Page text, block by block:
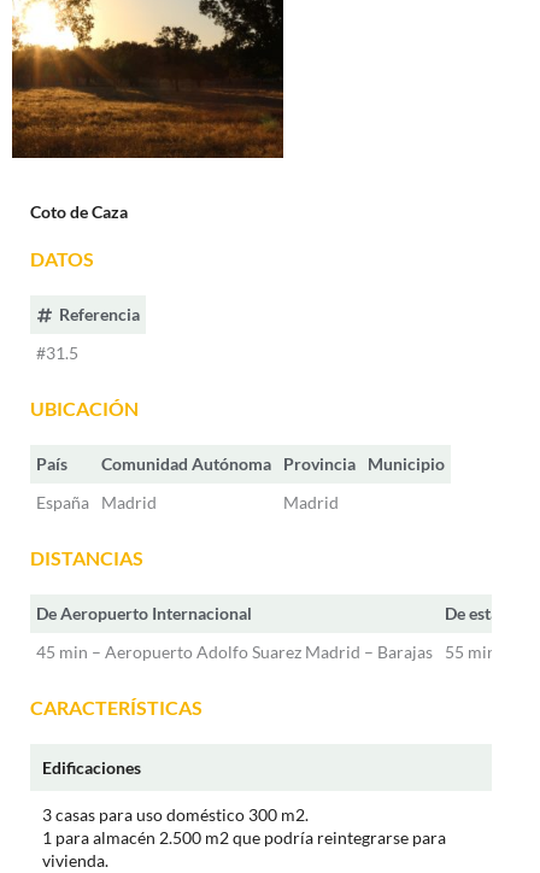
Coto de Caza
DATOS
Referencia
#31.5
UBICACIÓN
País Comunidad Autónoma Provincia
Municipio
España
Madrid Madrid
DISTANCIAS
De Aeropuerto Internacional
De estación
45 min – Aeropuerto Adolfo Suarez Madrid – Barajas
55 min –
CARACTERÍSTICAS
Edificaciones
3 casas para uso doméstico 300 m2.
1 para almacén 2.500 m2 que podría reintegrarse para
vivienda.